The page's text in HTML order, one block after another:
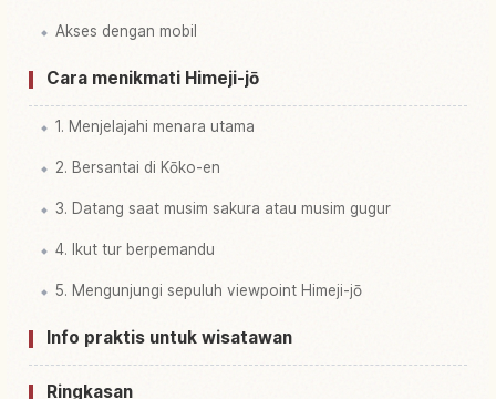
Akses dengan mobil
Cara menikmati Himeji-jō
1. Menjelajahi menara utama
2. Bersantai di Kōko-en
3. Datang saat musim sakura atau musim gugur
4. Ikut tur berpemandu
5. Mengunjungi sepuluh viewpoint Himeji-jō
Info praktis untuk wisatawan
Ringkasan